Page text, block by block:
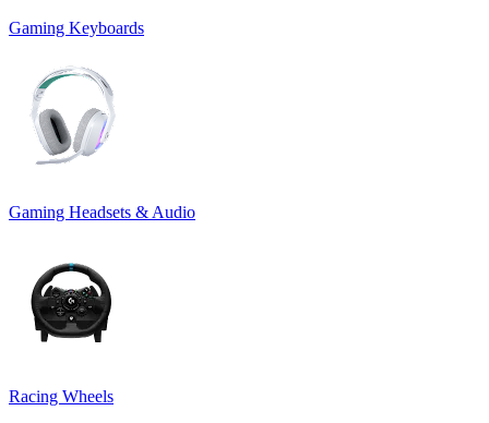
Gaming Keyboards
Gaming Headsets & Audio
Racing Wheels